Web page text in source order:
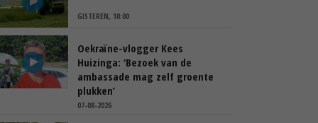
GISTEREN, 10:00
Oekraïne-vlogger Kees
Huizinga: ‘Bezoek van de
ambassade mag zelf groente
plukken’
07-08-2026